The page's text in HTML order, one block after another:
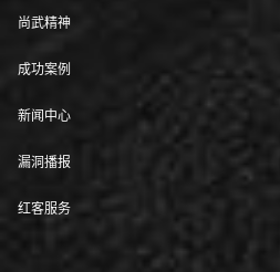
尚武精神
成功案例
新闻中心
漏洞播报
红客服务